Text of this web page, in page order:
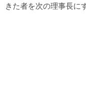
きた者を次の理事長に